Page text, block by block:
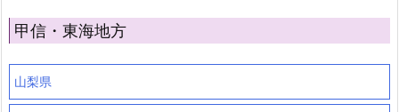
甲信・東海地方
山梨県